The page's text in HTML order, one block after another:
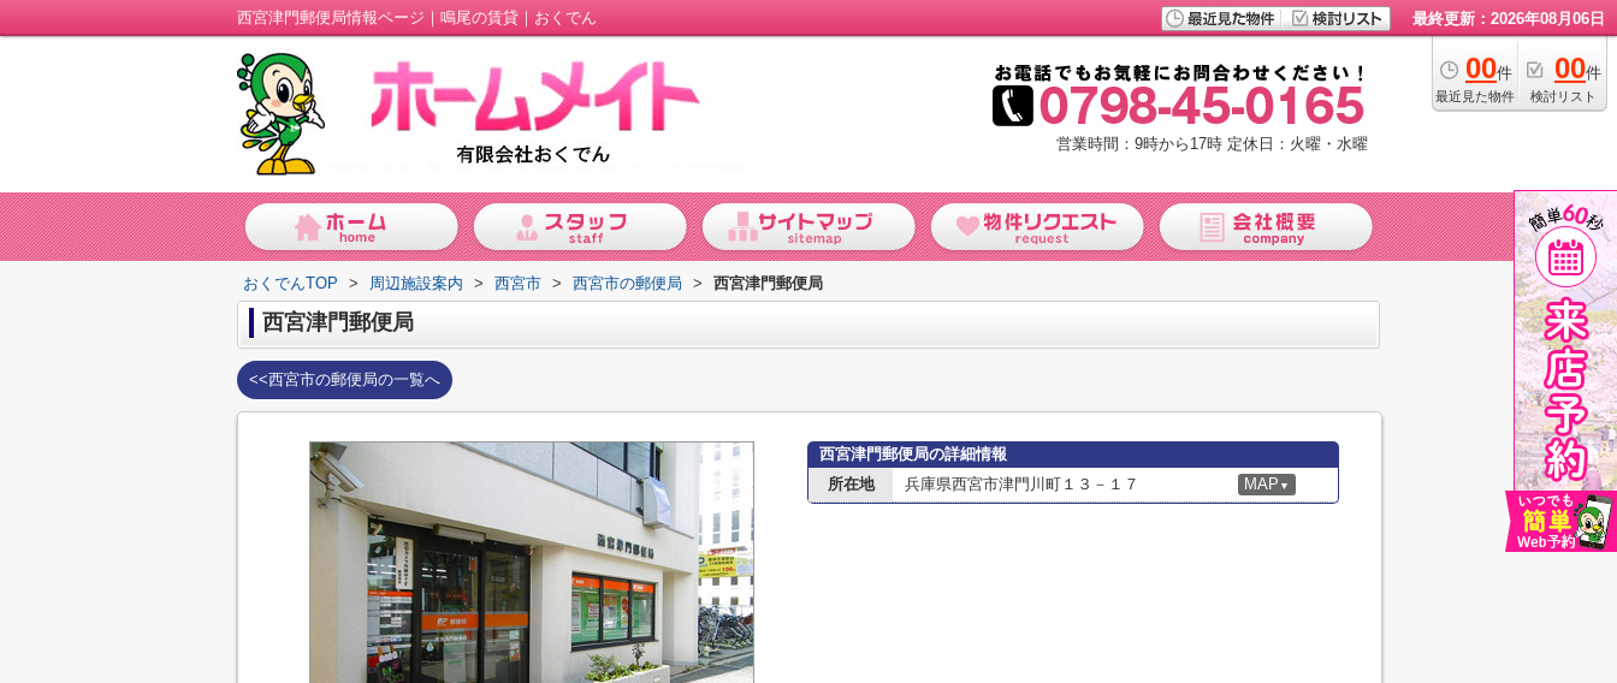
西宮津門郵便局情報ページ｜鳴尾の賃貸｜おくでん 最終更新：2026年08月06日
00件
最近見た物件
00件
検討リスト
営業時間：9時から17時 定休日：火曜・水曜
おくでんTOP > 周辺施設案内 > 西宮市 > 西宮市の郵便局 > 西宮津門郵便局
西宮津門郵便局
<<西宮市の郵便局の一覧へ
西宮津門郵便局の詳細情報
所在地
兵庫県西宮市津門川町１３－１７ MAP ▼